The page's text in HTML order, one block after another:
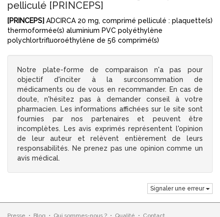
pelliculé [PRINCEPS]
[PRINCEPS] ADCIRCA 20 mg, comprimé pelliculé : plaquette(s)
thermoformée(s) aluminium PVC polyéthylène
polychlortrifluoroéthylène de 56 comprimé(s)
Notre plate-forme de comparaison n'a pas pour
objectif d'inciter à la surconsommation de
médicaments ou de vous en recommander. En cas de
doute, n'hésitez pas à demander conseil à votre
pharmacien. Les informations affichées sur le site sont
fournies par nos partenaires et peuvent être
incomplètes. Les avis exprimés représentent l'opinion
de leur auteur et relèvent entièrement de leurs
responsabilités. Ne prenez pas une opinion comme un
avis médical.
Signaler une erreur